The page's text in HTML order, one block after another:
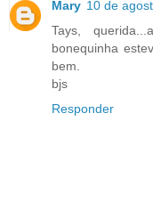
Mary 10 de
Tays,
bonequinha
bem.
bjs
Responder